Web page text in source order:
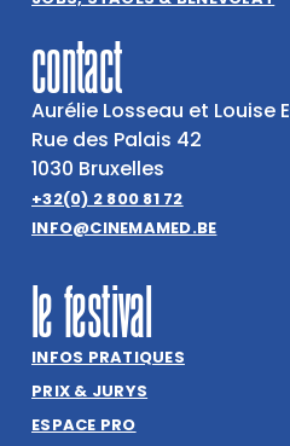
contact
Aurélie Losseau et Louise
Rue des Palais 42
1030 Bruxelles
+32(0) 2 800 81 72
INFO@CINEMAMED.BE
le festival
INFOS PRATIQUES
PRIX & JURYS
ESPACE PRO